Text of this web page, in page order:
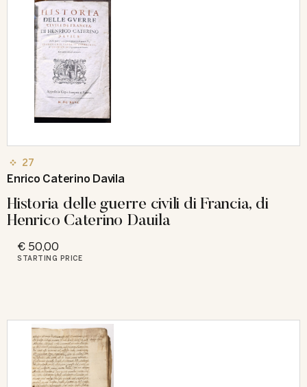
27
Enrico Caterino Davila
Historia delle guerre civili di Francia, di
Henrico Caterino Dauila
€ 50,00
STARTING PRICE